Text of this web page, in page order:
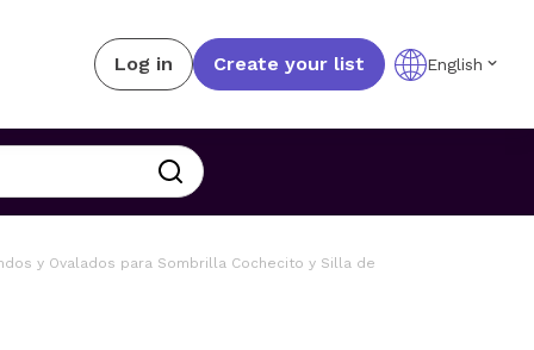
Log in Create your list English
y Ovalados para Sombrilla Cochecito y Silla de